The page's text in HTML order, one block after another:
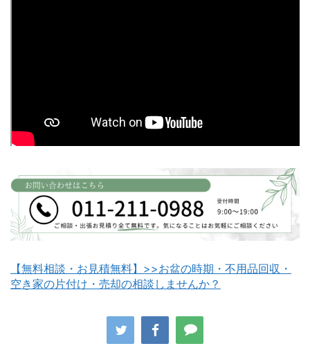
白老町不用品回収 長万部町不用品回収
【無料相談・お見積無料】>>お盆の時期・不用品回収・
空き家の片付け・売却の相談しませんか？